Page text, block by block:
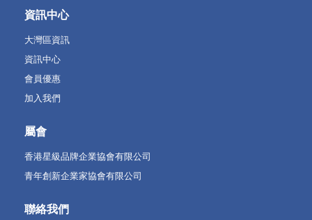
資訊中心
大灣區資訊
資訊中心
會員優惠
加入我們
屬會
香港星級品牌企業協會有限公司
青年創新企業家協會有限公司
聯絡我們